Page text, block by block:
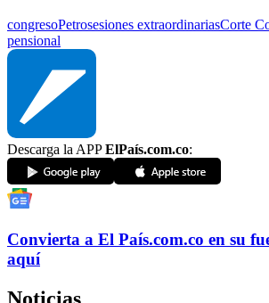
congresoPetrosesiones extraordinariasCorte
pensional
Descarga la APPElPaís.com.co:
Convierta a El País.com.co en su
aquí